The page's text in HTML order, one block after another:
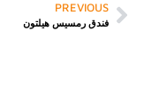
PREVIOUS
فندق رمسيس هيلتون